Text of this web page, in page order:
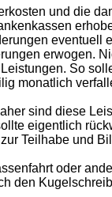
und die
eventuell
erwogen.
So
monatlich
sind diese
eigentlich
Teilhabe und
oder
den